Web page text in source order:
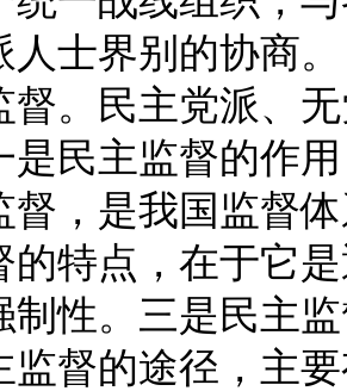
人士界别的协商。
督。民主党派、
是民主监督的作
督，是我国监督
的特点，在于它
制性。三是民主
监督的途径，主